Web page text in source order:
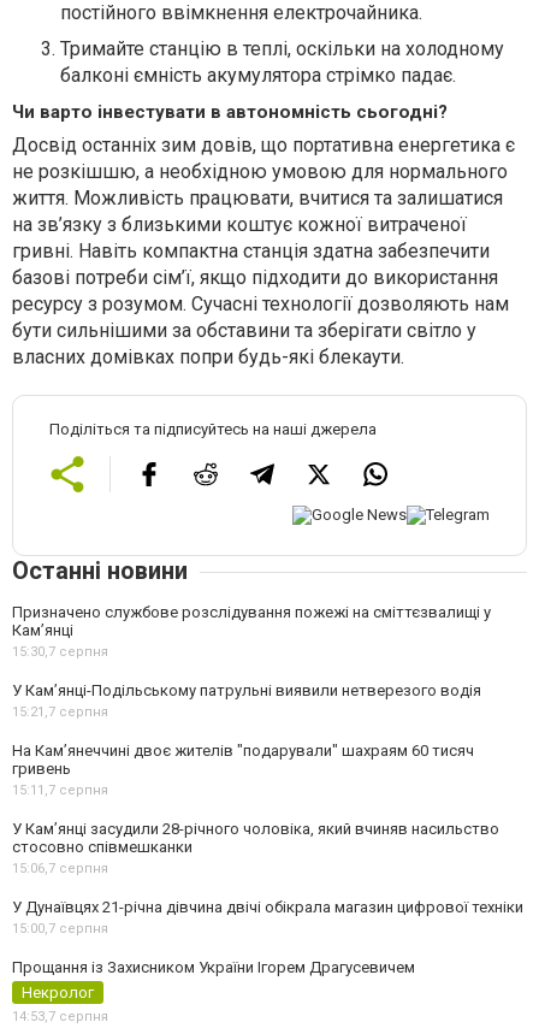
постійного ввімкнення електрочайника.
Тримайте станцію в теплі, оскільки на холодному
балконі ємність акумулятора стрімко падає.
Чи варто інвестувати в автономність сьогодні?
Досвід останніх зим довів, що портативна енергетика є
не розкішшю, а необхідною умовою для нормального
життя. Можливість працювати, вчитися та залишатися
на зв’язку з близькими коштує кожної витраченої
гривні. Навіть компактна станція здатна забезпечити
базові потреби сім’ї, якщо підходити до використання
ресурсу з розумом. Сучасні технології дозволяють нам
бути сильнішими за обставини та зберігати світло у
власних домівках попри будь-які блекаути.
Поділіться та підписуйтесь на наші джерела
Останні новини
Призначено службове розслідування пожежі на сміттєзвалищі у
Кам’янці
15:30,7 серпня
У Кам’янці-Подільському патрульні виявили нетверезого водія
15:21,7 серпня
На Камʼянеччині двоє жителів "подарували" шахраям 60 тисяч
гривень
15:11,7 серпня
У Камʼянці засудили 28-річного чоловіка, який вчиняв насильство
стосовно співмешканки
15:06,7 серпня
У Дунаївцях 21-річна дівчина двічі обікрала магазин цифрової техніки
15:00,7 серпня
Прощання із Захисником України Ігорем Драгусевичем
Некролог
14:53,7 серпня